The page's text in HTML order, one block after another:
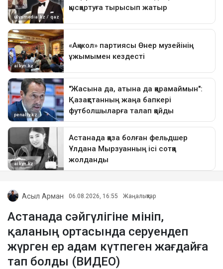
Асыл Арман 06.08.2026, 16:55 Жаңалықтар
Астанада сәйгүлігіне мініп,
қаланың ортасында серуендеп
жүрген ер адам күтпеген жағдайға
тап болды (ВИДЕО)